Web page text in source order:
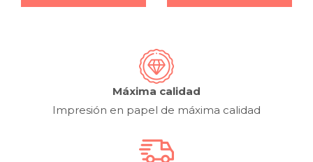
Máxima calidad
Impresión en papel de máxima calidad